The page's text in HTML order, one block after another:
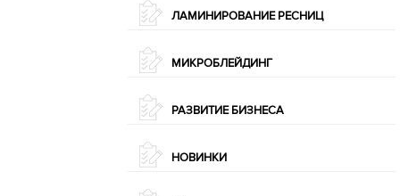
ЛАМИНИРОВАНИЕ РЕСНИЦ
МИКРОБЛЕЙДИНГ
РАЗВИТИЕ БИЗНЕСА
НОВИНКИ